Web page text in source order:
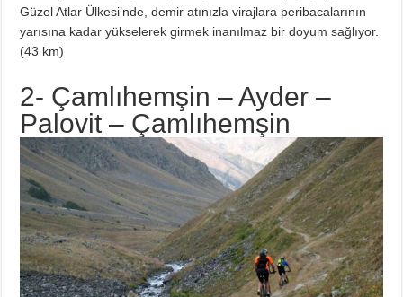
Güzel Atlar Ülkesi’nde, demir atınızla virajlara peribacalarının
yarısına kadar yükselerek girmek inanılmaz bir doyum sağlıyor.
(43 km)
2- Çamlıhemşin – Ayder –
Palovit – Çamlıhemşin